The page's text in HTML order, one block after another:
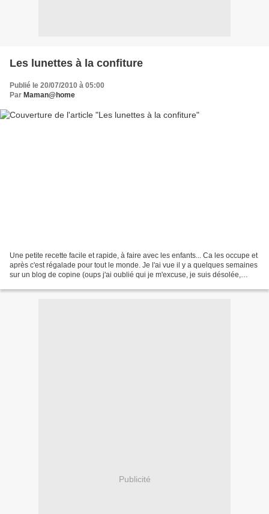
Les lunettes à la confiture
Publié le 20/07/2010 à 05:00
Par Maman@home
Une petite recette facile et rapide, à faire avec les enfants... Ca les occupe et
après c'est régalade pour tout le monde. Je l'ai vue il y a quelques semaines
sur un blog de copine (oups j'ai oublié qui je m'excuse, je suis désolée,
Publicité